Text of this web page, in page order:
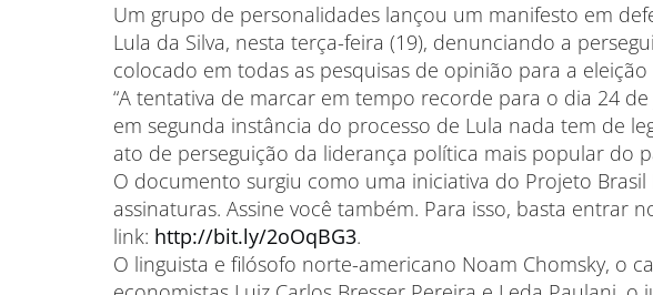
Um grupo de personalidades lançou um manifesto em
Lula da Silva, nesta terça-feira (19), denunciando a
colocado em todas as pesquisas de opinião para a
“A tentativa de marcar em tempo recorde para o dia 24
em segunda instância do processo de Lula nada tem de
ato de perseguição da liderança política mais popular do
O documento surgiu como uma iniciativa do Projeto
assinaturas. Assine você também. Para isso, basta entrar
link: http://bit.ly/2oOqBG3.
O linguista e filósofo norte-americano Noam Chomsky, o